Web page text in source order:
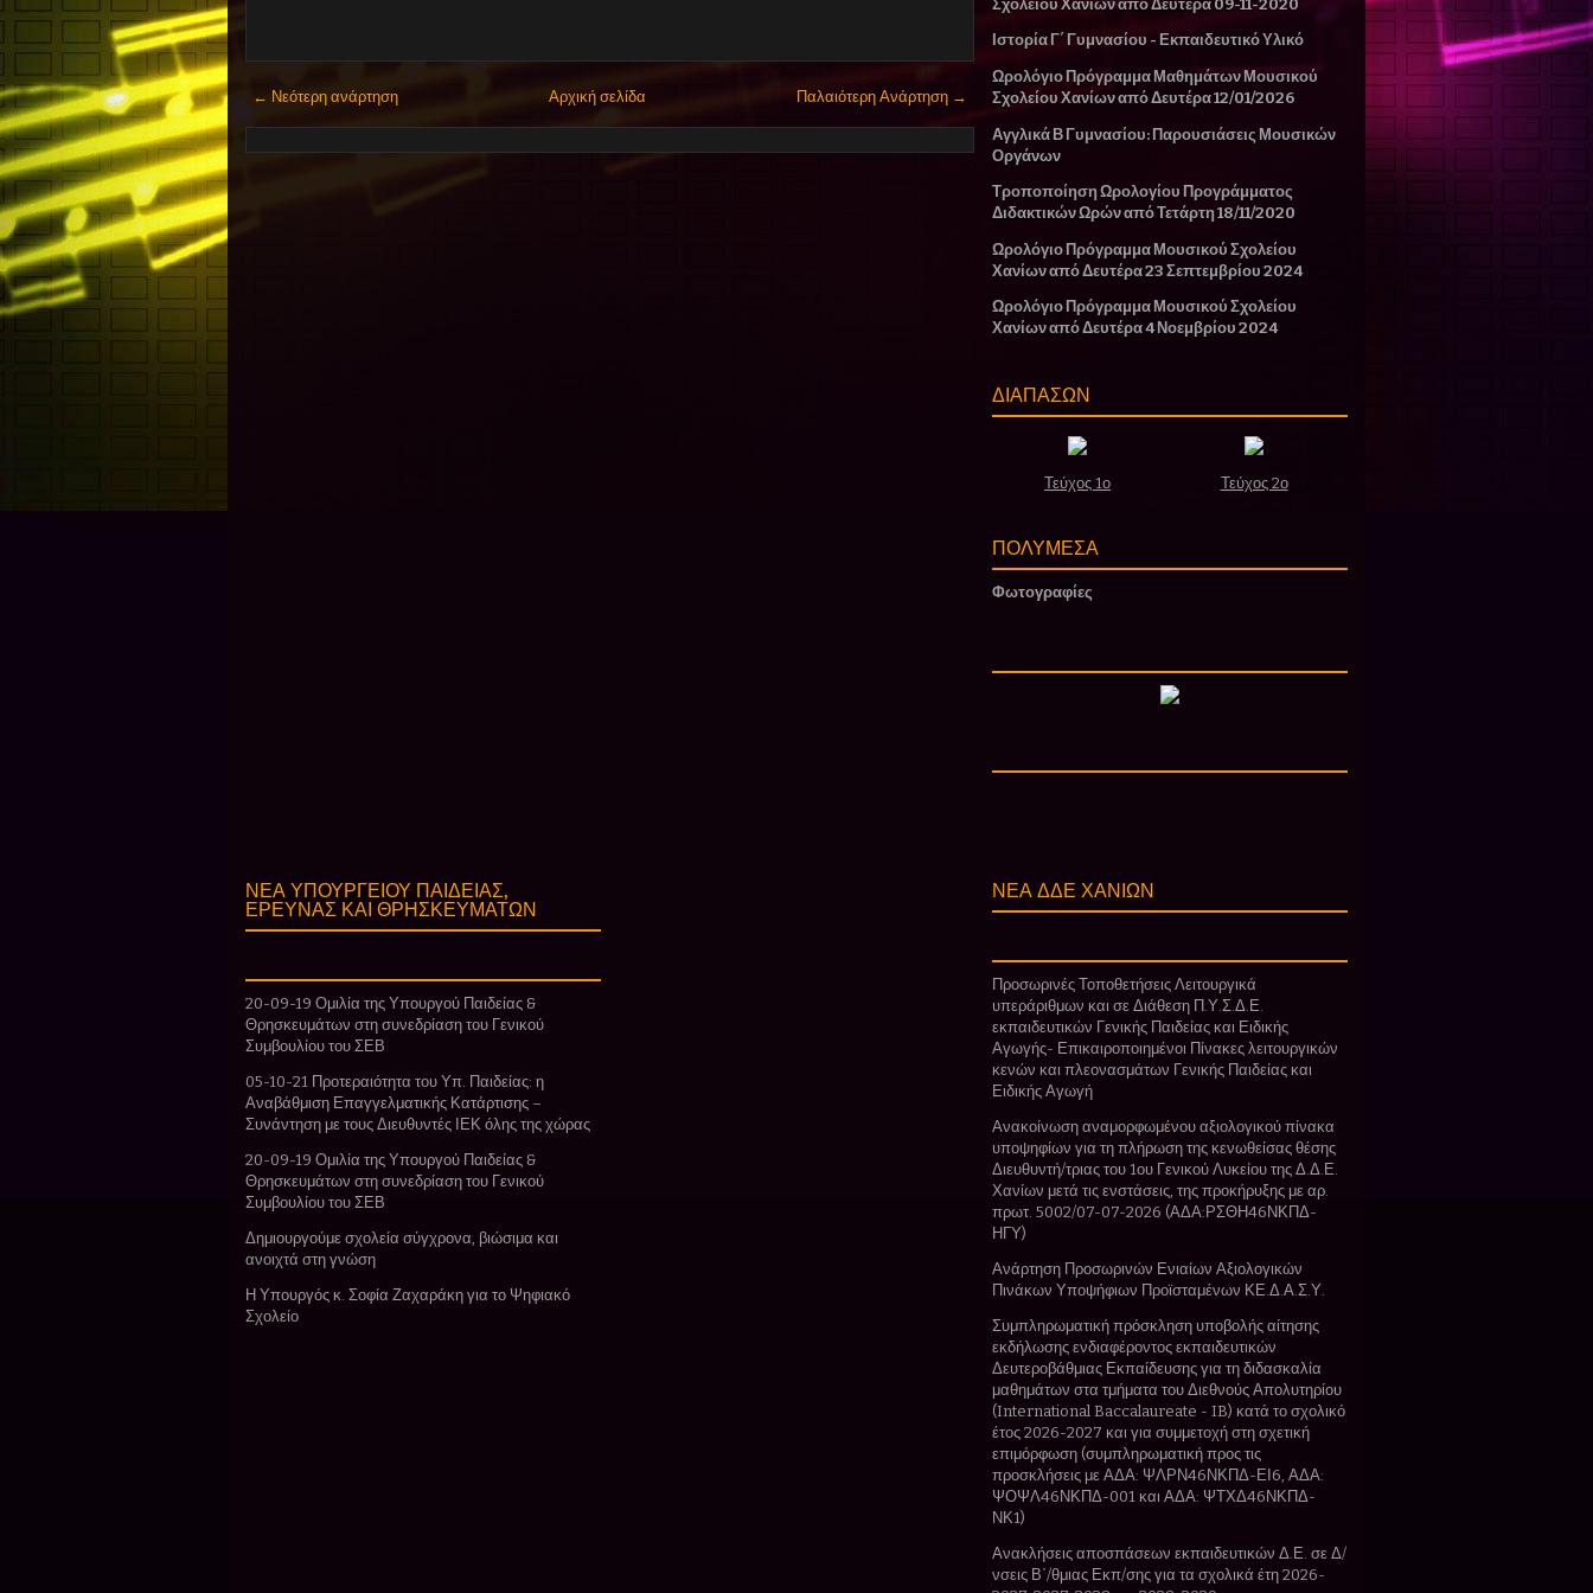
← Νεότερη ανάρτηση Παλαιότερη Ανάρτηση →
Αρχική σελίδα
Σχολείου Χανίων από Δευτέρα 09-11-2020
Ιστορία Γ΄ Γυμνασίου - Εκπαιδευτικό Υλικό
Ωρολόγιο Πρόγραμμα Μαθημάτων Μουσικού
Σχολείου Χανίων από Δευτέρα 12/01/2026
Αγγλικά Β Γυμνασίου: Παρουσιάσεις Μουσικών
Οργάνων
Τροποποίηση Ωρολογίου Προγράμματος
Διδακτικών Ωρών από Τετάρτη 18/11/2020
Ωρολόγιο Πρόγραμμα Μουσικού Σχολείου
Χανίων από Δευτέρα 23 Σεπτεμβρίου 2024
Ωρολόγιο Πρόγραμμα Μουσικού Σχολείου
Χανίων από Δευτέρα 4 Νοεμβρίου 2024
ΔΙΑΠΑΣΩΝ
Τεύχος 1ο Τεύχος 2ο
ΠΟΛΥΜΕΣΑ
Φωτογραφίες
ΝΕΑ ΥΠΟΥΡΓΕΙΟΥ ΠΑΙΔΕΙΑΣ,
ΕΡΕΥΝΑΣ ΚΑΙ ΘΡΗΣΚΕΥΜΑΤΩΝ
20-09-19 Ομιλία της Υπουργού Παιδείας &
Θρησκευμάτων στη συνεδρίαση του Γενικού
Συμβουλίου του ΣΕΒ
05-10-21 Προτεραιότητα του Υπ. Παιδείας: η
Αναβάθμιση Επαγγελματικής Κατάρτισης –
Συνάντηση με τους Διευθυντές ΙΕΚ όλης της χώρας
20-09-19 Ομιλία της Υπουργού Παιδείας &
Θρησκευμάτων στη συνεδρίαση του Γενικού
Συμβουλίου του ΣΕΒ
Δημιουργούμε σχολεία σύγχρονα, βιώσιμα και
ανοιχτά στη γνώση
Η Υπουργός κ. Σοφία Ζαχαράκη για το Ψηφιακό
Σχολείο
ΝΕΑ ΔΔΕ ΧΑΝΙΩΝ
Προσωρινές Τοποθετήσεις Λειτουργικά
υπεράριθμων και σε Διάθεση Π.Υ.Σ.Δ.Ε.
εκπαιδευτικών Γενικής Παιδείας και Ειδικής
Αγωγής- Επικαιροποιημένοι Πίνακες λειτουργικών
κενών και πλεονασμάτων Γενικής Παιδείας και
Ειδικής Αγωγή
Ανακοίνωση αναμορφωμένου αξιολογικού πίνακα
υποψηφίων για τη πλήρωση της κενωθείσας θέσης
Διευθυντή/τριας του 1ου Γενικού Λυκείου της Δ.Δ.Ε.
Χανίων μετά τις ενστάσεις, της προκήρυξης με αρ.
πρωτ. 5002/07-07-2026 (ΑΔΑ:ΡΣΘΗ46ΝΚΠΔ-
ΗΓΥ)
Ανάρτηση Προσωρινών Ενιαίων Αξιολογικών
Πινάκων Υποψήφιων Προϊσταμένων ΚΕ.Δ.Α.Σ.Υ.
Συμπληρωματική πρόσκληση υποβολής αίτησης
εκδήλωσης ενδιαφέροντος εκπαιδευτικών
Δευτεροβάθμιας Εκπαίδευσης για τη διδασκαλία
μαθημάτων στα τμήματα του Διεθνούς Απολυτηρίου
(International Baccalaureate - IB) κατά το σχολικό
έτος 2026-2027 και για συμμετοχή στη σχετική
επιμόρφωση (συμπληρωματική προς τις
προσκλήσεις με ΑΔΑ: ΨΛΡΝ46ΝΚΠΔ-ΕΙ6, ΑΔΑ:
ΨΟΨΛ46ΝΚΠΔ-001 και ΑΔΑ: ΨΤΧΔ46ΝΚΠΔ-
ΝΚ1)
Ανακλήσεις αποσπάσεων εκπαιδευτικών Δ.Ε. σε Δ/
νσεις Β΄/θμιας Εκπ/σης για τα σχολικά έτη 2026-